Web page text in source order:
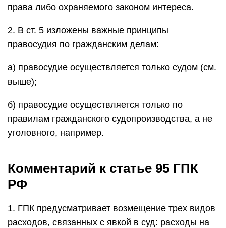
права либо охраняемого законом интереса.
2. В ст. 5 изложены важные принципы
правосудия по гражданским делам:
а) правосудие осуществляется только судом (см.
выше);
б) правосудие осуществляется только по
правилам гражданского судопроизводства, а не
уголовного, например.
Комментарий к статье 95 ГПК
РФ
1. ГПК предусматривает возмещение трех видов
расходов, связанных с явкой в суд: расходы на